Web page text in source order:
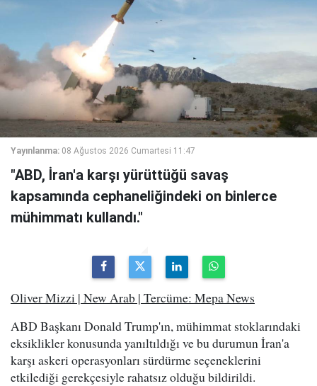
Yayınlanma: 08 Ağustos 2026 Cumartesi 11:47
"ABD, İran'a karşı yürüttüğü savaş
kapsamında cephaneliğindeki on binlerce
mühimmatı kullandı."
Oliver Mizzi | New Arab | Tercüme: Mepa News
ABD Başkanı Donald Trump'ın, mühimmat stoklarındaki
eksiklikler konusunda yanıltıldığı ve bu durumun İran'a
karşı askeri operasyonları sürdürme seçeneklerini
etkilediği gerekçesiyle rahatsız olduğu bildirildi.